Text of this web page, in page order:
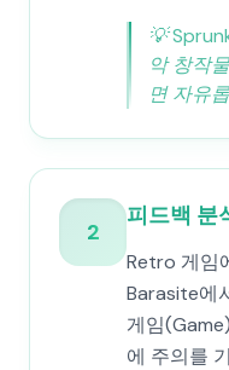
💡
악 창작
면 자유
2
피드백 분
Retro 게임
Barasite에
게임
에 주의를